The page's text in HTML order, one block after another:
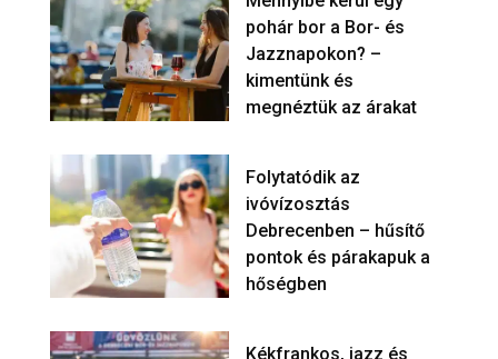
pohár bor a Bor- és
Jazznapokon? –
kimentünk és
megnéztük az árakat
Folytatódik az
ivóvízosztás
Debrecenben – hűsítő
pontok és párakapuk a
hőségben
Kékfrankos, jazz és